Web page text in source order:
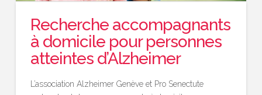
Recherche accompagnants
à domicile pour personnes
atteintes d’Alzheimer
L’association Alzheimer Genève et Pro Senectute